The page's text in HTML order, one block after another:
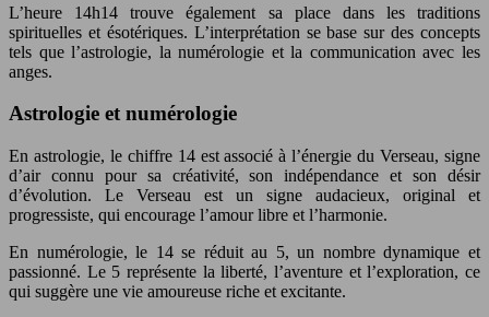
L’heure 14h14 trouve également sa place dans les traditions
spirituelles et ésotériques. L’interprétation se base sur des concepts
tels que l’astrologie, la numérologie et la communication avec les
anges.
Astrologie et numérologie
En astrologie, le chiffre 14 est associé à l’énergie du Verseau, signe
d’air connu pour sa créativité, son indépendance et son désir
d’évolution. Le Verseau est un signe audacieux, original et
progressiste, qui encourage l’amour libre et l’harmonie.
En numérologie, le 14 se réduit au 5, un nombre dynamique et
passionné. Le 5 représente la liberté, l’aventure et l’exploration, ce
qui suggère une vie amoureuse riche et excitante.